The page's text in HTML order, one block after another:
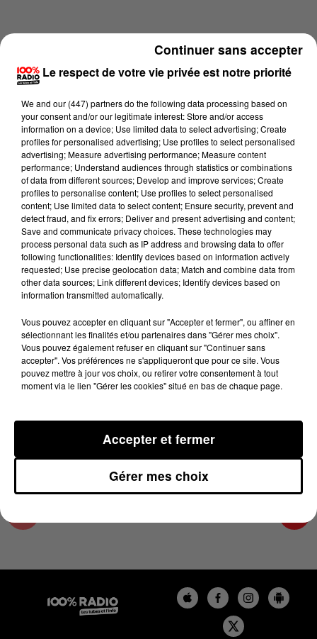
Lecture (1 min 15 sec)
100%
100% Radio l'agenda des Hautes-Pyrénées
7 juin 2025 - 1 min 15 sec
L'AGENDA DES HAUTES-PYRÉNÉES DU
07/06/2025 À 07H42
L'agenda des Hautes-Pyrénées
Le respect de votre vie privée est notre priorité
We and our (447) partnersdo the following data processing based on
your consent and/or our legitimate interest: Store and/or access
information on a device; Use limited data to select advertising; Create
profiles for personalised advertising; Use profiles to select personalised
advertising; Measure advertising performance; Measure content
performance; Understand audiences through statistics or combinations
of data from different sources; Develop and improve services; Create
profiles to personalise content; Use profiles to select personalised
content; Use limited data to select content; Ensure security, prevent and
detect fraud, and fix errors; Deliver and present advertising and content;
Save and communicate privacy choices. These technologies may
process personal data such as IP address and browsing data to offer
following functionalities: Identify devices based on information actively
requested; Use precise geolocation data; Match and combine data from
other data sources; Link different devices; Identify devices based on
information transmitted automatically.
Vous pouvez accepter en cliquant sur "Accepter et fermer", ou affiner en
sélectionnant les finalités et/ou partenaires dans "Gérer mes choix".
Vous pouvez également refuser en cliquant sur "Continuer sans
accepter". Vos préférences ne s'appliqueront que pour ce site. Vous
pouvez mettre à jour vos choix, ou retirer votre consentement à tout
moment via le lien "Gérer les cookies" situé en bas de chaque page.
Gérer mes choix
Accepter et fermer
Continuer sans accepter